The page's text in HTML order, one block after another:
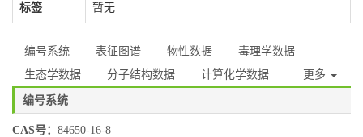
标签 暂无
编号系统 表征图谱 物性数据
毒理学数据
生态学数据
分子结构数据 计算化学数据 更多
编号系统
CAS号： 84650-16-8